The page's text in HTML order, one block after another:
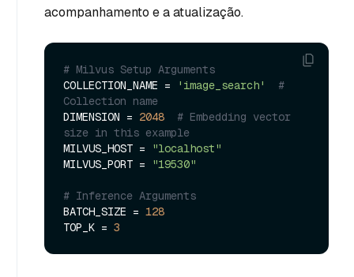
acompanhamento e a atualização.
# Milvus Setup Arguments
COLLECTION_NAME =
'image_search'
#
Collection name
DIMENSION = 2048
# Embedding vector
size in this example
MILVUS_HOST =
"localhost"
MILVUS_PORT =
"19530"
# Inference Arguments
BATCH_SIZE = 128
TOP_K = 3